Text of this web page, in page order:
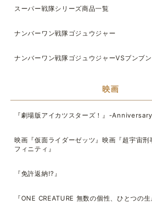
スーパー戦隊シリーズ商品一覧
ナンバーワン戦隊ゴジュウジャー
ナンバーワン戦隊ゴジュウジャーVSブンブ
映画
『劇場版アイカツスターズ！』-
映画『仮面ライダーゼッツ』映画『超宇宙刑
フィニティ』
『免許返納!?』
『ONE CREATURE 無数の個性、ひとつの生